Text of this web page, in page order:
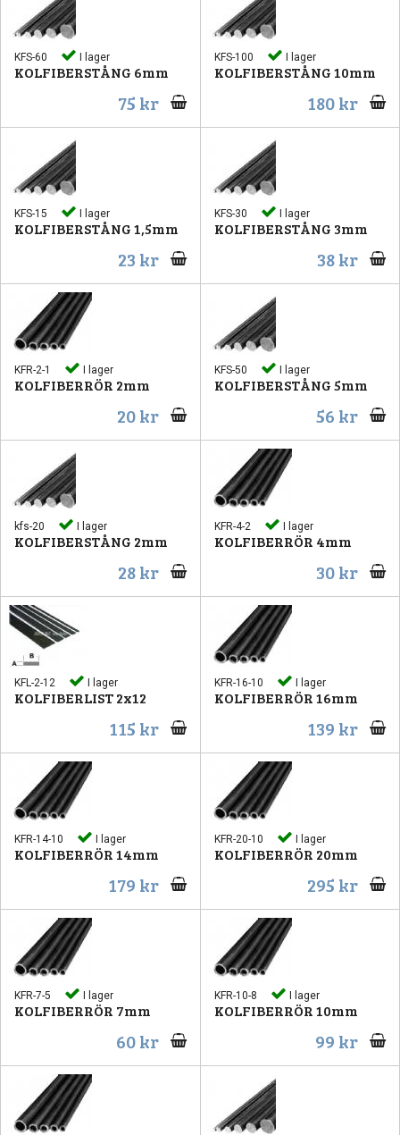
KFS-60 I lager
KOLFIBERSTÅNG 6mm
75 kr
KFS-100 I lager
KOLFIBERSTÅNG 10mm
180 kr
KFS-15 I lager
KOLFIBERSTÅNG 1,5mm
23 kr
KFS-30 I lager
KOLFIBERSTÅNG 3mm
38 kr
KFR-2-1 I lager
KOLFIBERRÖR 2mm
20 kr
KFS-50 I lager
KOLFIBERSTÅNG 5mm
56 kr
kfs-20 I lager
KOLFIBERSTÅNG 2mm
28 kr
KFR-4-2 I lager
KOLFIBERRÖR 4mm
30 kr
KFL-2-12 I lager
KOLFIBERLIST 2x12
115 kr
KFR-16-10 I lager
KOLFIBERRÖR 16mm
139 kr
KFR-14-10 I lager
KOLFIBERRÖR 14mm
179 kr
KFR-20-10 I lager
KOLFIBERRÖR 20mm
295 kr
KFR-7-5 I lager
KOLFIBERRÖR 7mm
60 kr
KFR-10-8 I lager
KOLFIBERRÖR 10mm
99 kr